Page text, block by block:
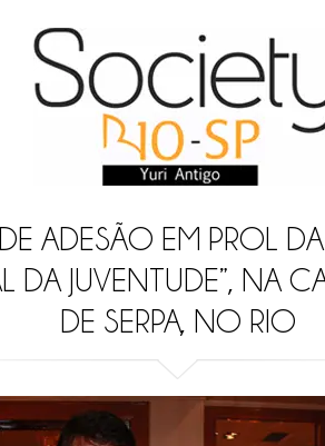
ADESÃO EM PROL
DA JUVENTUDE”, NA
DE SERPA, NO RIO